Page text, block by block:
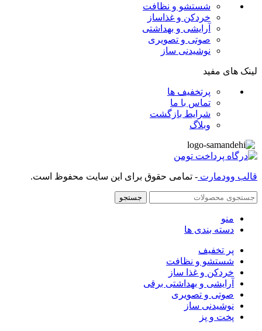
شستشو و نظافت
خردکن و غذاساز
آرایشی و بهداشتی
صوتی و تصویری
نوشیدنی ساز
لینک های مفید
پرتخفیف ها
تماس با ما
شرایط بازگشت
وبلاگ
قالب وودمارت - تمامی حقوق برای این سایت محفوظ است.
جستجو
منو
دسته بندی ها
پر تخفیف
شستشو و نظافت
خردکن و غذا ساز
آرایشی و بهداشتی برقی
صوتی و تصویری
نوشیدنی ساز
پخت و پز